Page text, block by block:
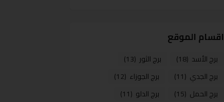
اقسام الموقع
برج الأسد (18) برج الثور (13)
برج الجدي (11) برج الجوزاء (12)
برج الحمل (15) برج الدلو (11)